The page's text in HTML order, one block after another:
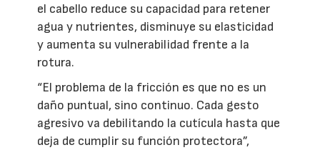
el cabello reduce su capacidad para retener
agua y nutrientes, disminuye su elasticidad
y aumenta su vulnerabilidad frente a la
rotura.
“El problema de la fricción es que no es un
daño puntual, sino continuo. Cada gesto
agresivo va debilitando la cutícula hasta que
deja de cumplir su función protectora”,